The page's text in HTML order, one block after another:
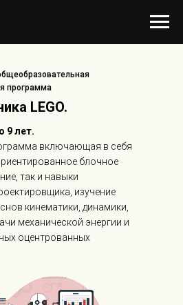
LEGO.
программа
9 лет.
включающая в себя
блочное
так и навыки
изучение
кинематики, динамики,
механической энергии и
оцентрованных